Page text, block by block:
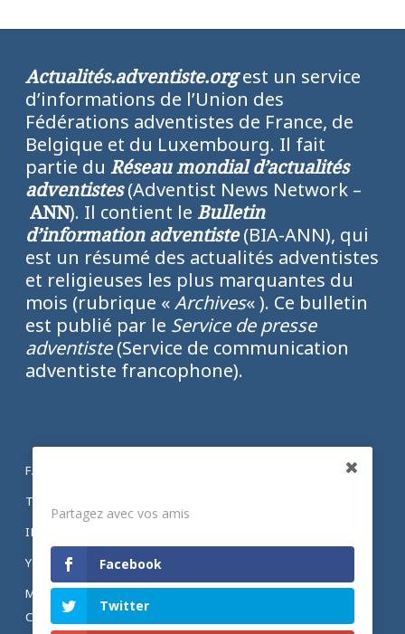
Actualités.adventiste.orgest un service
d’informations de l’Union des
Fédérations adventistes de France, de
Belgique et du Luxembourg. Il fait
partie du Réseau mondial d’actualités
adventistes(Adventist News Network –
ANN). Il contient le Bulletin
d’information adventiste(BIA-ANN), qui
est un résumé des actualités adventistes
et religieuses les plus marquantes du
mois (rubrique «Archives« ). Ce bulletin
est publié par le Service de presse
adventiste(Service de communication
adventiste francophone).
FACEBOOK
TWITTER
INSTAGRAM
YOUTUBE
MENTIONS LÉGALES ET POLITIQUE DE
CONFIDENTIALITÉ
Partagez avec vos amis
Facebook
Twitter